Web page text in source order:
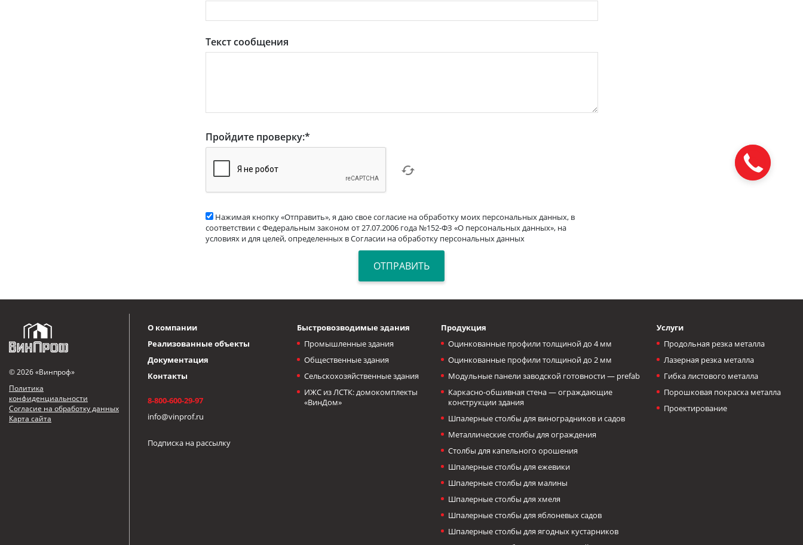
Текст сообщения
Пройдите проверку:*
Нажимая кнопку «Отправить», я даю свое согласие на обработку моих персональных данных, в
соответствии с Федеральным законом от 27.07.2006 года №152-ФЗ «О персональных данных», на
условиях и для целей, определенных в Согласии на обработку персональных данных
© 2026 «Винпроф»
Политика
конфиденциальности
Согласие на обработку данных
Карта сайта
О компании
Реализованные объекты
Документация
Контакты
8-800-600-29-97
info@vinprof.ru
Подписка на рассылку
Быстровозводимые здания
Промышленные здания
Общественные здания
Сельскохозяйственные здания
ИЖС из ЛСТК: домокомплекты
«ВинДом»
Продукция
Оцинкованные профили толщиной до 4 мм
Оцинкованные профили толщиной до 2 мм
Модульные панели заводской готовности — prefab
Каркасно-обшивная стена — ограждающие
конструкции здания
Шпалерные столбы для виноградников и садов
Металлические столбы для ограждения
Столбы для капельного орошения
Шпалерные столбы для ежевики
Шпалерные столбы для малины
Шпалерные столбы для хмеля
Шпалерные столбы для яблоневых садов
Шпалерные столбы для ягодных кустарников
Услуги
Продольная резка металла
Лазерная резка металла
Гибка листового металла
Порошковая покраска металла
Проектирование